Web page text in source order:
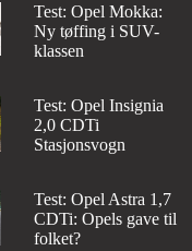
Test: Opel Mokka:
Ny tøffing i SUV-
klassen
Test: Opel Insignia
2,0 CDTi
Stasjonsvogn
Test: Opel Astra 1,7
CDTi: Opels gave til
folket?